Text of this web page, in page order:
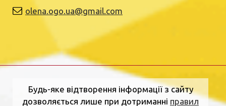
olena.ogo.ua@gmail.com
Будь-яке відтворення інформації з сайту
дозволяється лише при дотриманні правил